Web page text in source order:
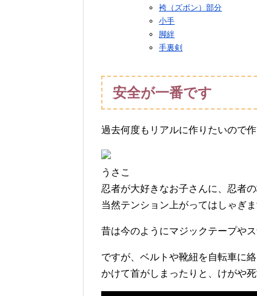
袴（ズボン）部分
小手
脚絆
手裏剣
安全が一番です
過去何度もリアルに作りたいので
うさこ
忍者が大好きなお子さんに、忍者
当然テンション上がってはしゃぎま
昔は今のようにマジックテープや
ですが、ベルトや靴紐を自転車に
かけて首がしまったりと、けがや